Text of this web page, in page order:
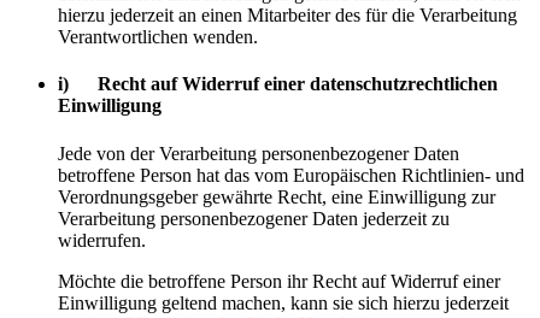
hierzu jederzeit an einen Mitarbeiter des für die Verarbeitung
Verantwortlichen wenden.
i) Recht auf Widerruf einer datenschutzrechtlichen
Einwilligung
Jede von der Verarbeitung personenbezogener Daten
betroffene Person hat das vom Europäischen Richtlinien- und
Verordnungsgeber gewährte Recht, eine Einwilligung zur
Verarbeitung personenbezogener Daten jederzeit zu
widerrufen.
Möchte die betroffene Person ihr Recht auf Widerruf einer
Einwilligung geltend machen, kann sie sich hierzu jederzeit